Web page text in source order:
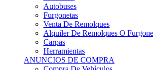
Furgonetas
Venta De Remolques
Alquiler De Remolques O Furgones
Carpas
Herramientas
ANUNCIOS DE COMPRA
Compra De Vehículos
Compra De Herramientas